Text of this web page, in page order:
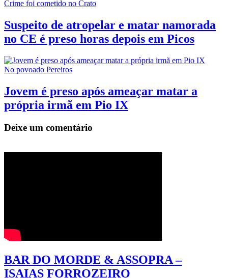
Crime foi cometido no Crato
Suspeito de atropelar e matar namorada
no CE é preso horas depois em Picos
No povoado Pereiros
Jovem é preso após ameaçar matar a
própria irmã em Pio IX
Deixe um comentário
BAR DO MORDE & ASSOPRA –
ISAIAS FORROZEIRO